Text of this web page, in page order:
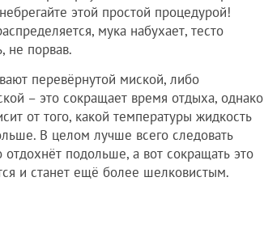
этой простой процедурой!
мука набухает, тесто
не порвав.
перевёрнутой миской, либо
– это сокращает время отдыха, однако
от того, какой температуры жидкость
В целом лучше всего следовать
подольше, а вот сокращать это
и станет ещё более шелковистым.